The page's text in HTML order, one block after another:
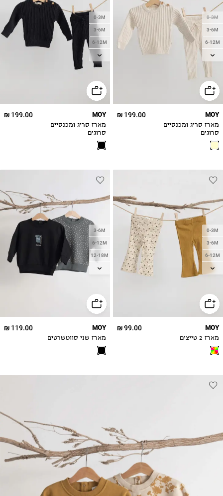
0-3M
3-6M
6-12M
12-18M
18-24M
199.00 ₪ MOY
מארז סריג ומכנסיים
סרוגים
0-3M
3-6M
6-12M
12-18M
18-24M
199.00 ₪ MOY
מארז סריג ומכנסיים
סרוגים
0-3M
3-6M
6-12M
12-18M
2-3Y
3-4Y
99.00 ₪ MOY
מארז 2 טייצים
3-6M
6-12M
12-18M
18-24M
119.00 ₪ MOY
מארז שני סווטשרטים